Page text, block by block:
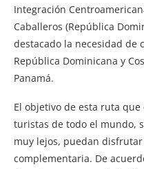
Integración
Caballeros (República
destacado la necesidad
República Dominicana y
Panamá.
El objetivo de esta ruta
turistas de todo el mundo,
muy lejos, puedan
complementaria. De